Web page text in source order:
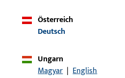
Österreich
Deutsch
Ungarn
Magyar | English